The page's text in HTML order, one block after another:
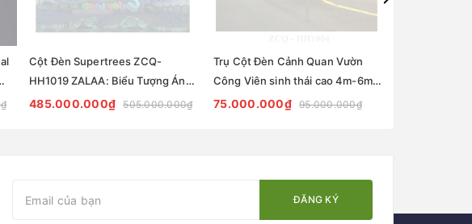
Cột Đèn Supertrees ZCQ-
HH1019 ZALAA: Biểu Tượng Ánh
Sáng Cho Đại Đô Thị
485.000.000₫ 505.000.000₫
Trụ Cột Đèn Cảnh Quan Vườn
Công Viên sinh thái cao 4m-6m
ZCQ-HH1004 ZALAA Van Gogh
75.000.000₫ 95.000.000₫
ĐĂNG KÝ